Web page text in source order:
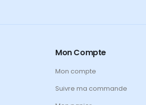
Mon Compte
Mon compte
Suivre ma commande